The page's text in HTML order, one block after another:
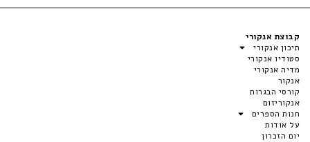
קבוצת אנקורי
תיכון אנקורי
סטודיו אנקורי
מדיה אנקורי
אנקור
קורסי הבגרות
אנקוריזום
חנות הספרים
על אודות
יום הזכרון